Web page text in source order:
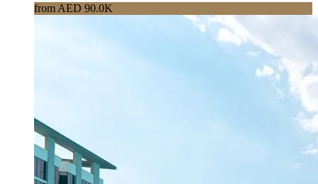
from AED 90.0K